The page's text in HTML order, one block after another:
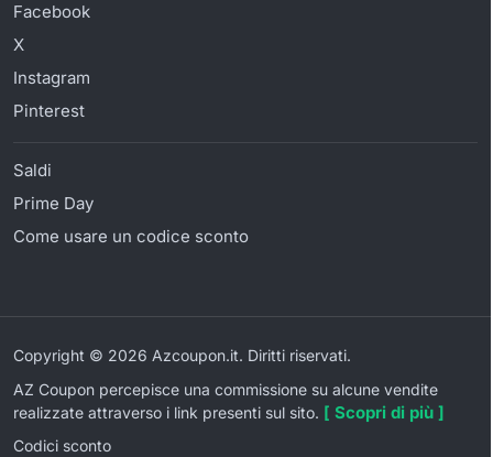
Facebook
X
Instagram
Pinterest
Saldi
Prime Day
Come usare un codice sconto
Copyright © 2026 Azcoupon.it. Diritti riservati.
AZ Coupon percepisce una commissione su alcune vendite
realizzate attraverso i link presenti sul sito. [ Scopri di più ]
Codici sconto